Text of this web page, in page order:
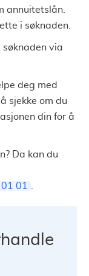
annuitetslån.
i søknaden.
søknaden via
deg med
sjekke om du
din for å
Da kan du
01